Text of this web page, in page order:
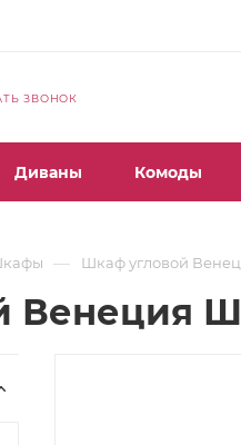
ЗВОНОК
Диваны Комоды
— Шкаф угловой
Венеция